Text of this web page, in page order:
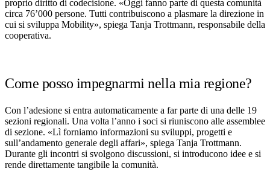
proprio diritto di codecisione. «Oggi fanno parte di questa comunità
circa 76’000 persone. Tutti contribuiscono a plasmare la direzione in
cui si sviluppa Mobility», spiega Tanja Trottmann, responsabile della
cooperativa.
Come posso impegnarmi nella mia regione?
Con l’adesione si entra automaticamente a far parte di una delle 19
sezioni regionali. Una volta l’anno i soci si riuniscono alle assemblee
di sezione. «Lì forniamo informazioni su sviluppi, progetti e
sull’andamento generale degli affari», spiega Tanja Trottmann.
Durante gli incontri si svolgono discussioni, si introducono idee e si
rende direttamente tangibile la comunità.